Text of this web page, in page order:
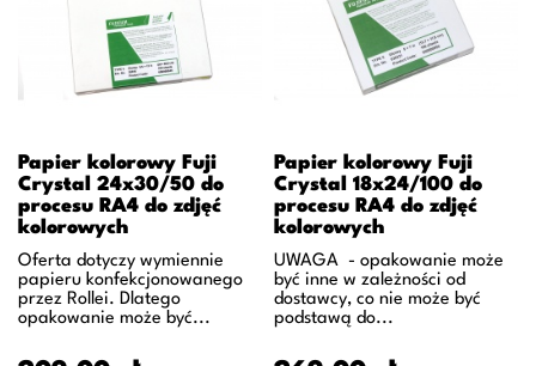
Papier kolorowy Fuji
Crystal 24x30/50 do
procesu RA4 do zdjęć
kolorowych
Oferta dotyczy wymiennie
papieru konfekcjonowanego
przez Rollei. Dlatego
opakowanie może być...
Papier kolorowy Fuji
Crystal 18x24/100 do
procesu RA4 do zdjęć
kolorowych
UWAGA - opakowanie może
być inne w zależności od
dostawcy, co nie może być
podstawą do...